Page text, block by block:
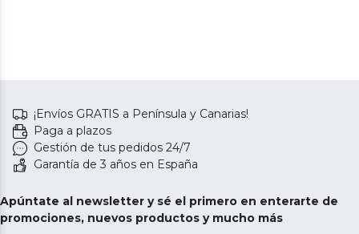
¡Envíos GRATIS a Península y Canarias!
Paga a plazos
Gestión de tus pedidos 24/7
Garantía de 3 años en España
Apúntate al newsletter y sé el primero en enterarte de
promociones, nuevos productos y mucho más